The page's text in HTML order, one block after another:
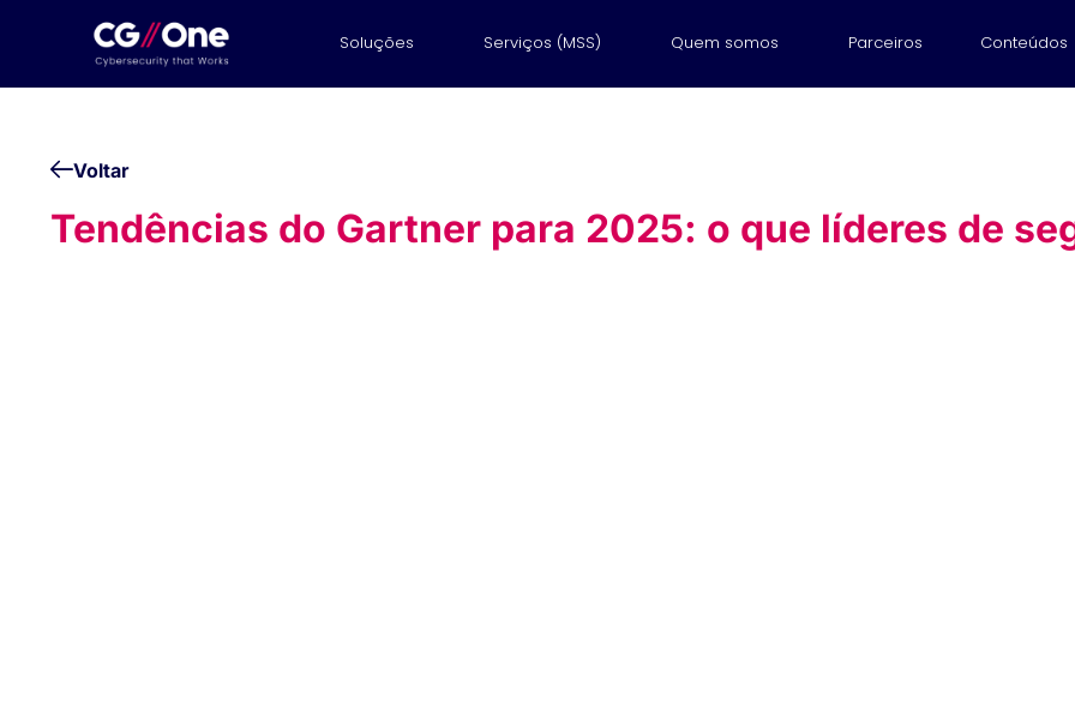
Soluções Serviços (MSS) Quem somos Parceiros Conteúdos
Voltar
Tendências do Gartner para 2025: o que líderes de